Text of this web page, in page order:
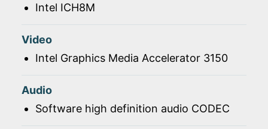
Intel ICH8M
Video
Intel Graphics Media Accelerator 3150
Audio
Software high definition audio CODEC